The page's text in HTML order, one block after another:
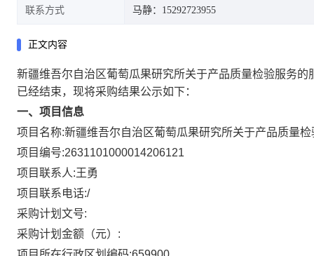
联系方式 马静：15292723955
正文内容
新疆维吾尔自治区葡萄瓜果研究所关于产品质量检验服务的
已经结束，现将采购结果公示如下：
一、项目信息
项目名称:新疆维吾尔自治区葡萄瓜果研究所关于产品质量
项目编号:2631101000014206121
项目联系人:王勇
项目联系电话:/
采购计划文号:
采购计划金额（元）: